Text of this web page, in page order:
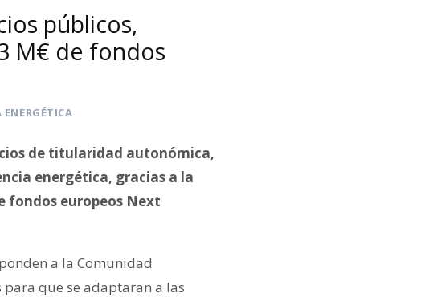
públicos,
M€ de fondos
ENERGÉTICA
de titularidad autonómica,
energética, gracias a la
fondos europeos Next
a la Comunidad
que se adaptaran a las